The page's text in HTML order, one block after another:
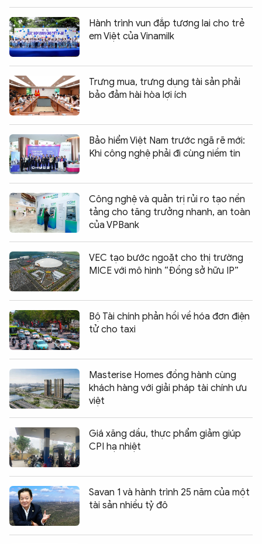
Hành trình vun đắp tương lai cho trẻ
em Việt của Vinamilk
Trưng mua, trưng dụng tài sản phải
bảo đảm hài hòa lợi ích
Bảo hiểm Việt Nam trước ngã rẽ mới:
Khi công nghệ phải đi cùng niềm tin
Công nghệ và quản trị rủi ro tạo nền
tảng cho tăng trưởng nhanh, an toàn
của VPBank
VEC tạo bước ngoặt cho thị trường
MICE với mô hình “Đồng sở hữu IP”
Bộ Tài chính phản hồi về hóa đơn điện
tử cho taxi
Masterise Homes đồng hành cùng
khách hàng với giải pháp tài chính ưu
việt
Giá xăng dầu, thực phẩm giảm giúp
CPI hạ nhiệt
Savan 1 và hành trình 25 năm của một
tài sản nhiều tỷ đô